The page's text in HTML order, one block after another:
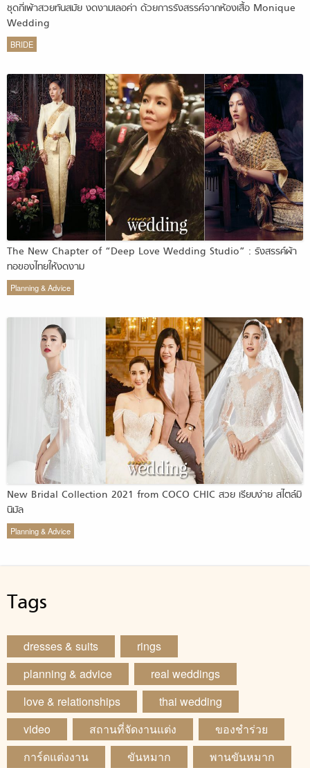
ชุดกี่เพ้าสวยทันสมัย งดงามเลอค่า ด้วยการรังสรรค์จากห้องเสื้อ Monique
Wedding
BRIDE
The New Chapter of “Deep Love Wedding Studio” : รังสรรค์ผ้า
ทอของไทยให้งดงาม
Planning & Advice
New Bridal Collection 2021 from COCO CHIC สวย เรียบง่าย สไตล์มิ
นิมัล
Planning & Advice
Tags
dresses & suits
rings
planning & advice
real weddings
love & relationships
thai wedding
video
สถานที่จัดงานแต่ง
ของชำร่วย
การ์ดแต่งงาน
ขันหมาก พานขันหมาก